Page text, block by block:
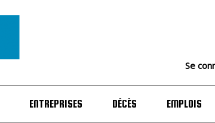
Se
ENTREPRISES DÉCÈS EMPLOIS